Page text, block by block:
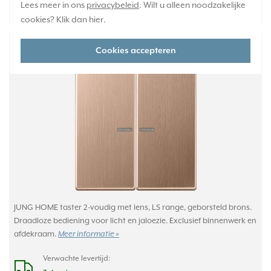
Lees meer in ons privacybeleid. Wilt u alleen noodzakelijke
cookies? Klik dan hier.
Cookies accepteren
+
-
JUNG HOME bedieningsknop 2-voudig LS990
geborsteld brons (BT BRG 17102)
JUNG HOME taster 2-voudig met lens, LS range, geborsteld brons.
Draadloze bediening voor licht en jaloezie. Exclusief binnenwerk en
afdekraam. Meer informatie »
Verwachte levertijd: